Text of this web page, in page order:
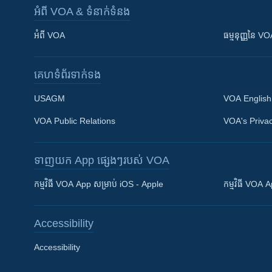
Khmer English
ភាសា
អំពី​ VOA & ទំនាក់ទំនង
អំពី​ VOA ធម្មនុញ្ញ​នៃ
គេហទំព័រ​​ទាក់ទង
USAGM
VOA Public Relations
VOA English
VOA's
ទាញយក​ App ផ្សេងៗ​របស់​ VOA
កម្មវិធី​ VOA App សម្រាប់ iOS - Apple កម្មវិធី​ VOA
Accessibility
Accessibility